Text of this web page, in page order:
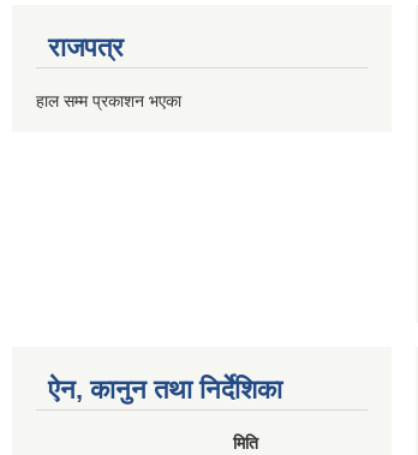
राजपत्र
हाल सम्म प्रकाशन भएका
ऐन, कानुन तथा निर्देशिका
मिति